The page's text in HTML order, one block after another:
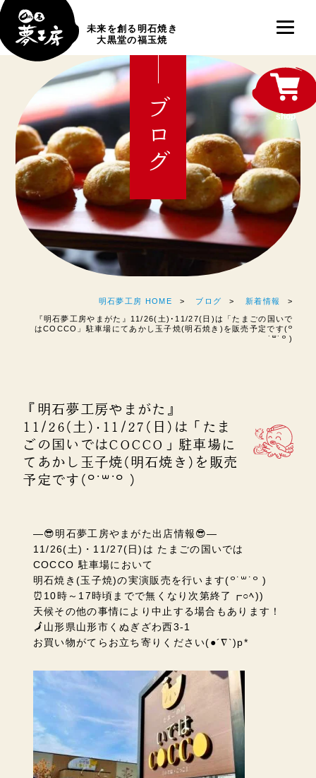
未来を創る明石焼き
大黒堂の福玉焼
ブログ
明石夢工房 HOME ブログ 新着情報
『明石夢工房やまがた』11/26(土)･11/27(日)は「たまごの国いで
はCOCCO」駐車場にてあかし玉子焼(明石焼き)を販売予定です(꒪
˙꒳˙꒪ )
『明石夢工房やまがた』
11/26(土)･11/27(日)は「たま
ごの国いではCOCCO」駐車場に
てあかし玉子焼(明石焼き)を販売
予定です(꒪˙꒳˙꒪ )
―😎明石夢工房やまがた出店情報😎―
11/26(土)・11/27(日)は たまごの国いでは
COCCO 駐車場において
明石焼き(玉子焼)の実演販売を行います(꒪˙꒳˙꒪ )
⏰10時～17時頃までで無くなり次第終了┏○ﾍ))
天候その他の事情により中止する場合もあります！
🗾山形県山形市くぬぎざわ西3-1
お買い物がてらお立ち寄りください(●´∇`)p*
shop